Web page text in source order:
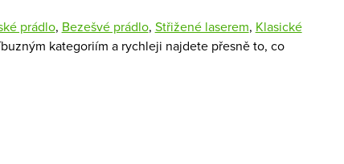
prádlo, Bezešvé prádlo, Střižené laserem, Klasické
kategoriím a rychleji najdete přesně to, co